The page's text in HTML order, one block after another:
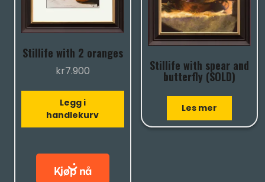
Stillife with 2 oranges
kr7.900
Legg i
handlekurv
Stillife with spear and
butterfly (SOLD)
Les mer